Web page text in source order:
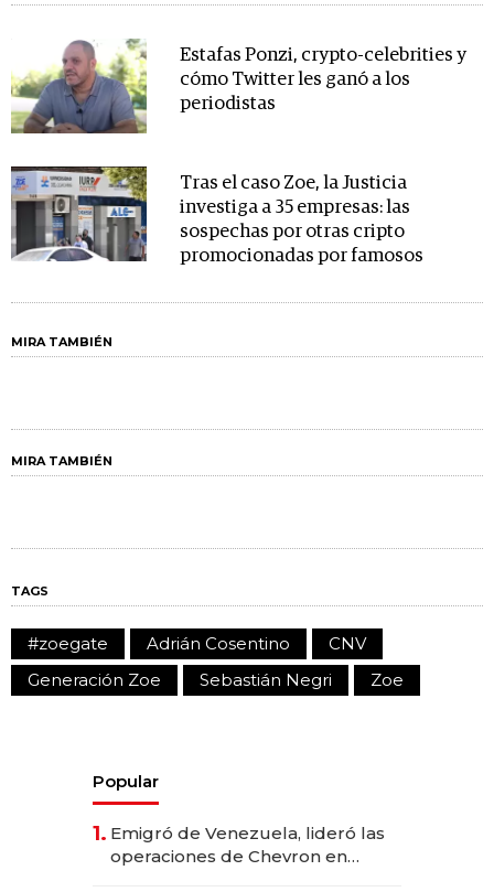
Estafas Ponzi, crypto-celebrities y
cómo Twitter les ganó a los
periodistas
Tras el caso Zoe, la Justicia
investiga a 35 empresas: las
sospechas por otras cripto
promocionadas por famosos
MIRA TAMBIÉN
MIRA TAMBIÉN
TAGS
#zoegate Adrián Cosentino
CNV
Generación Zoe
Sebastián Negri Zoe
Popular
1. Emigró de Venezuela, lideró las
operaciones de Chevron en